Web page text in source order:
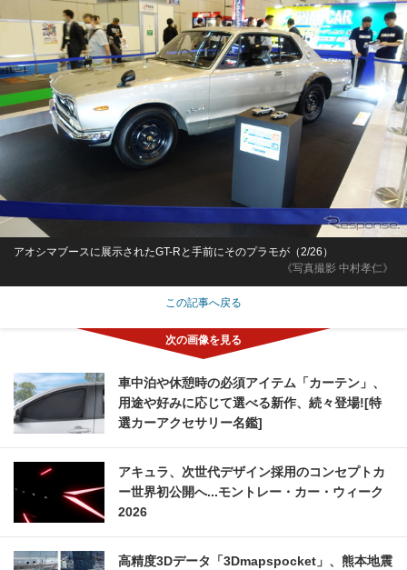
《写真撮影 中村孝仁》
アオシマブースに展示されたGT-Rと手前にそのプラモが（2/26）
この記事へ戻る
車中泊や休憩時の必須アイテム「カーテン」、
用途や好みに応じて選べる新作、続々登場![特
選カーアクセサリー名鑑]
アキュラ、次世代デザイン採用のコンセプトカ
ー世界初公開へ...モントレー・カー・ウィーク
2026
高精度3Dデータ「3Dmapspocket」、熊本地震